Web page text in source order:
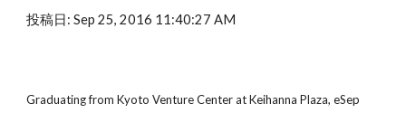
投稿日: Sep 25, 2016 11:40:27 AM
Graduating from Kyoto Venture Center at Keihanna Plaza, eSep